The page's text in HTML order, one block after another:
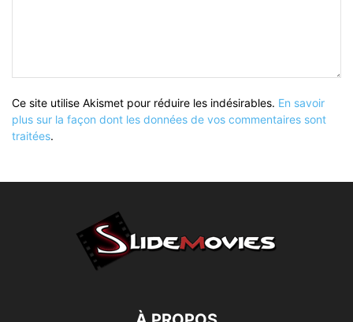
Ce site utilise Akismet pour réduire les indésirables. En savoir
plus sur la façon dont les données de vos commentaires sont
traitées.